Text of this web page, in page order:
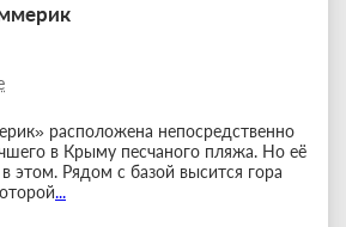
расположена непосредственно
в Крыму песчаного пляжа. Но её
этом. Рядом с базой высится гора
...